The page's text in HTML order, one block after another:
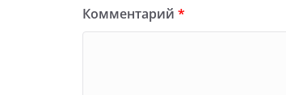
Комментарий *